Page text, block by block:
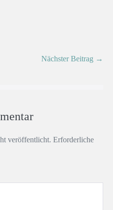
Nächster Beitrag →
veröffentlicht. Erforderliche